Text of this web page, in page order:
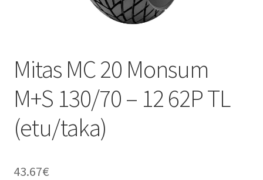
Mitas MC 20 Monsum
M+S 130/70 – 12 62P TL
(etu/taka)
43.67€